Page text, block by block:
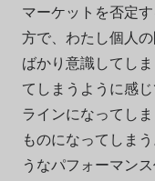
マーケットを否定
方で、わたし個人
ばかり意識してし
てしまうように感
ラインになってし
ものになってしま
うなパフォーマン